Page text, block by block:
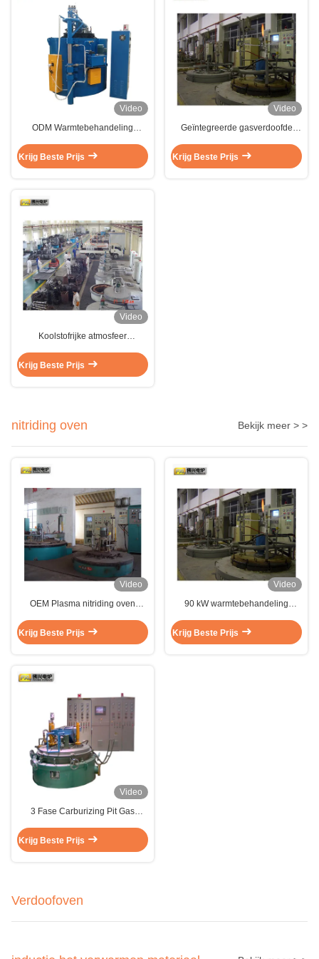
Video
ODM Warmtebehandeling
Voor houtskool 45kw
Krijg Beste Prijs
Video
Geïntegreerde gasverdoofde
ton
Krijg Beste Prijs
Video
Koolstofrijke atmosfeer
type putweerstand tegen
Krijg Beste Prijs
nitriding oven Bekijk meer > >
Video
OEM Plasma nitriding oven
weerstand verwarming
Krijg Beste Prijs
Video
90 kW warmtebehandeling
nitridering oven op maat
Krijg Beste Prijs
Video
3 Fase Carburizing Pit Gas
160kw
Krijg Beste Prijs
Verdoofoven